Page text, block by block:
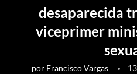
desaparecida
viceprimer
por Francisco Vargas